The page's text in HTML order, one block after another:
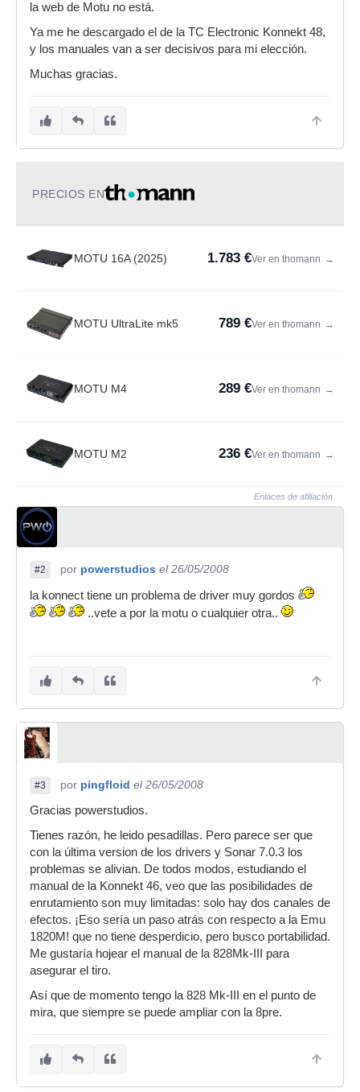
la web de Motu no está.
Ya me he descargado el de la TC Electronic Konnekt 48,
y los manuales van a ser decisivos para mi elección.
Muchas gracias.
PRECIOS EN
MOTU 16A (2025) 1.783 €Ver en thomann →
MOTU UltraLite mk5 789 €Ver en thomann →
MOTU M4 289 €Ver en thomann →
MOTU M2 236 €Ver en thomann →
Enlaces de afiliación
#2 por powerstudios el 26/05/2008
la konnect tiene un problema de driver muy gordos
..vete a por la motu o cualquier otra..
#3 por pingfloid el 26/05/2008
Gracias powerstudios.
Tienes razón, he leido pesadillas. Pero parece ser que
con la última version de los drivers y Sonar 7.0.3 los
problemas se alivian. De todos modos, estudiando el
manual de la Konnekt 46, veo que las posibilidades de
enrutamiento son muy limitadas: solo hay dos canales de
efectos. ¡Eso sería un paso atrás con respecto a la Emu
1820M! que no tiene desperdicio, pero busco portabilidad.
Me gustaría hojear el manual de la 828Mk-III para
asegurar el tiro.
Así que de momento tengo la 828 Mk-III en el punto de
mira, que siempre se puede ampliar con la 8pre.